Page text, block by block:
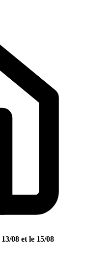
13/08 et le 15/08